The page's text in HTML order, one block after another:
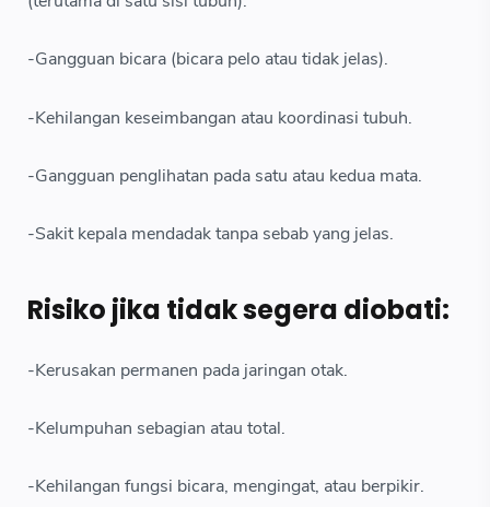
-Gangguan bicara (bicara pelo atau tidak jelas).
-Kehilangan keseimbangan atau koordinasi tubuh.
-Gangguan penglihatan pada satu atau kedua mata.
-Sakit kepala mendadak tanpa sebab yang jelas.
Risiko jika tidak segera diobati:
-Kerusakan permanen pada jaringan otak.
-Kelumpuhan sebagian atau total.
-Kehilangan fungsi bicara, mengingat, atau berpikir.